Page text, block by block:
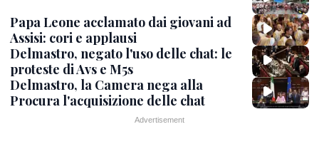
Papa Leone acclamato dai giovani ad
Assisi: cori e applausi
Delmastro, negato l'uso delle chat: le
proteste di Avs e M5s
Delmastro, la Camera nega alla
Procura l'acquisizione delle chat